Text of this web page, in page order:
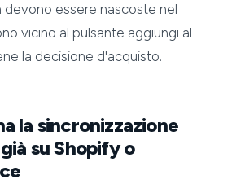
devono essere nascoste nel
vicino al pulsante aggiungi al
la decisione d'acquisto.
la sincronizzazione
su Shopify o